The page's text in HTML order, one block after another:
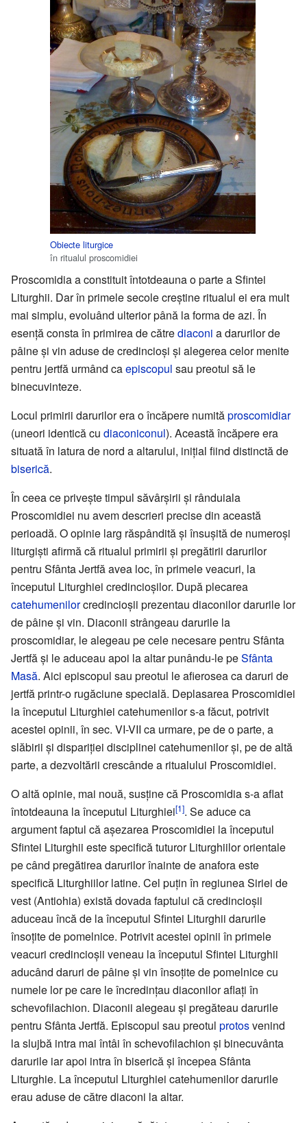
Obiecte liturgice
în ritualul proscomidiei
Proscomidia a constituit întotdeauna o parte a Sfintei
Liturghii. Dar în primele secole creştine ritualul ei era mult
mai simplu, evoluând ulterior până la forma de azi. În
esenţă consta în primirea de cătrediaconi a darurilor de
pâine şi vin aduse de credincioşi şi alegerea celor menite
pentru jertfă urmând caepiscopul sau preotul să le
binecuvinteze.
Locul primirii darurilor era o încăpere numităproscomidiar
(uneori identică cu diaconiconul). Această încăpere era
situată în latura de nord a altarului, iniţial fiind distinctă de
biserică.
În ceea ce priveşte timpul săvârşirii şi rânduiala
Proscomidiei nu avem descrieri precise din această
perioadă. O opinie larg răspândită şi însuşită de numeroşi
liturgişti afirmă că ritualul primirii şi pregătirii darurilor
pentru Sfânta Jertfă avea loc, în primele veacuri, la
începutul Liturghiei credincioşilor. După plecarea
catehumenilorcredincioşii prezentau diaconilor darurile lor
de pâine şi vin. Diaconii strângeau darurile la
proscomidiar, le alegeau pe cele necesare pentru Sfânta
Jertfă şi le aduceau apoi la altar punându-le peSfânta
Masă. Aici episcopul sau preotul le afierosea ca daruri de
jertfă printr-o rugăciune specială. Deplasarea Proscomidiei
la începutul Liturghiei catehumenilor s-a făcut, potrivit
acestei opinii, în sec. VI-VII ca urmare, pe de o parte, a
slăbirii şi dispariţiei disciplinei catehumenilor şi, pe de altă
parte, a dezvoltării crescânde a ritualului Proscomidiei.
O altă opinie, mai nouă, susţine că Proscomidia s-a aflat
întotdeauna la începutul Liturghiei[1]. Se aduce ca
argument faptul că aşezarea Proscomidiei la începutul
Sfintei Liturghii este specifică tuturor Liturghiilor orientale
pe când pregătirea darurilor înainte de anafora este
specifică Liturghiilor latine. Cel puţin în regiunea Siriei de
vest (Antiohia) există dovada faptului că credincioşii
aduceau încă de la începutul Sfintei Liturghii darurile
însoţite de pomelnice. Potrivit acestei opinii în primele
veacuri credincioşii veneau la începutul Sfintei Liturghii
aducând daruri de pâine şi vin însoţite de pomelnice cu
numele lor pe care le încredinţau diaconilor aflaţi în
schevofilachion. Diaconii alegeau şi pregăteau darurile
pentru Sfânta Jertfă. Episcopul sau preotul protosvenind
la slujbă intra mai întâi în schevofilachion şi binecuvânta
darurile iar apoi intra în biserică şi începea Sfânta
Liturghie. La începutul Liturghiei catehumenilor darurile
erau aduse de către diaconi la altar.